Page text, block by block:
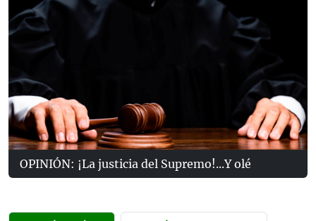
OPINIÓN: ¡La justicia del Supremo!...Y olé